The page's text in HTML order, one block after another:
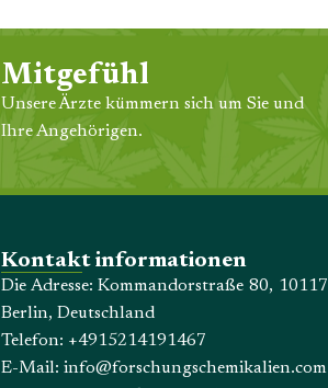
Mitgefühl
Unsere Ärzte kümmern sich um Sie und
Ihre Angehörigen.
Kontakt informationen
Die Adresse: Kommandorstraße 80, 10117
Berlin, Deutschland
Telefon: +4915214191467
E-Mail: info@forschungschemikalien.com